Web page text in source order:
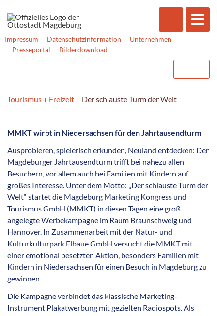
Impressum Datenschutzinformation
Unternehmen
Presseportal
Bilderdownload
Tourismus + Freizeit Der schlauste Turm der Welt
MMKT wirbt in Niedersachsen für den Jahrtausendturm
Ausprobieren, spielerisch erkunden, Neuland entdecken: Der
Magdeburger Jahrtausendturm trifft bei nahezu allen
Besuchern, vor allem auch bei Familien mit Kindern auf
großes Interesse. Unter dem Motto: „Der schlauste Turm der
Welt“ startet die Magdeburg Marketing Kongress und
Tourismus GmbH (MMKT) in diesen Tagen eine groß
angelegte Werbekampagne im Raum Braunschweig und
Hannover. In Zusammenarbeit mit der Natur- und
Kulturkulturpark Elbaue GmbH versucht die MMKT mit
einer emotional besetzten Aktion, besonders Familien mit
Kindern in Niedersachsen für einen Besuch in Magdeburg zu
gewinnen.
Die Kampagne verbindet das klassische Marketing-
Instrument Plakatwerbung mit gezielten Radiospots. Als